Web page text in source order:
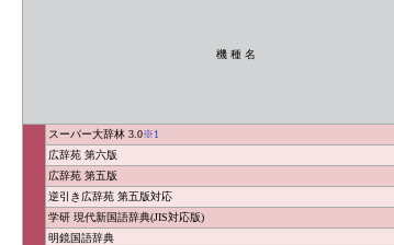
機 種 名
スーパー大辞林 3.0※1
広辞苑 第六版
広辞苑 第五版
逆引き広辞苑 第五版対応
学研 現代新国語辞典(JIS対応版)
明鏡国語辞典